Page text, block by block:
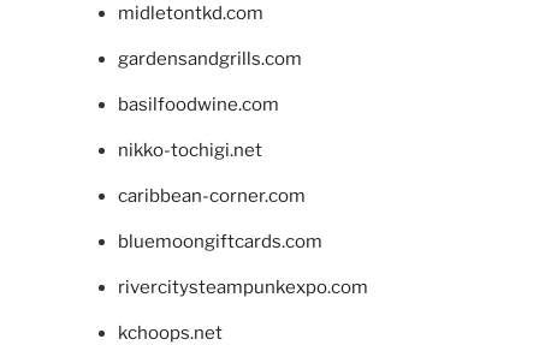
midletontkd.com
gardensandgrills.com
basilfoodwine.com
nikko-tochigi.net
caribbean-corner.com
bluemoongiftcards.com
rivercitysteampunkexpo.com
kchoops.net